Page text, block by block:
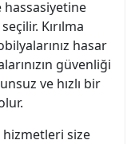
hassasiyetine
Kırılma
hasar
güvenliği
ve hızlı bir
hizmetleri size